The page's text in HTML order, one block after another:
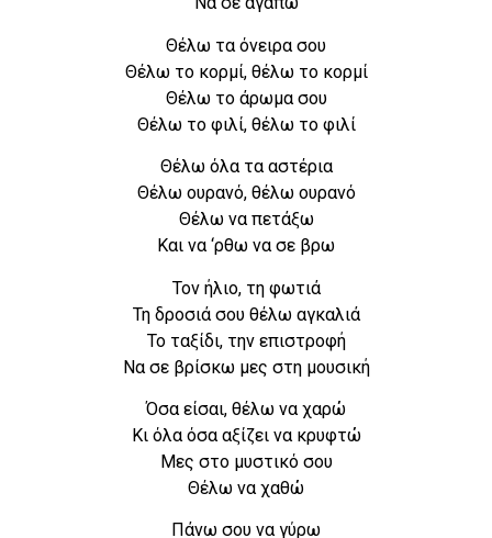
Θέλω τα όνειρα σου
Θέλω το κορμί, θέλω το κορμί
Θέλω το άρωμα σου
Θέλω το φιλί, θέλω το φιλί
Θέλω όλα τα αστέρια
Θέλω ουρανό, θέλω ουρανό
Θέλω να πετάξω
Και να ‘ρθω να σε βρω
Τον ήλιο, τη φωτιά
Τη δροσιά σου θέλω αγκαλιά
Το ταξίδι, την επιστροφή
Να σε βρίσκω μες στη μουσική
Όσα είσαι, θέλω να χαρώ
Κι όλα όσα αξίζει να κρυφτώ
Μες στο μυστικό σου
Θέλω να χαθώ
Πάνω σου να γύρω